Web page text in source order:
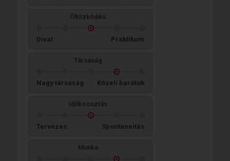
Öltözködés
Divat Praktikum
Társaság
Nagy társaság Közeli barátok
Időbeosztás
Tervezés Spontaneitás
Munka